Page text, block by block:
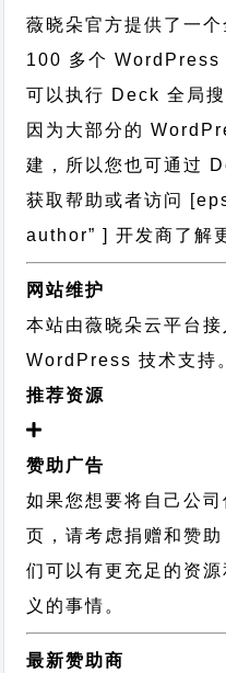
薇晓朵官方提供了一
100 多个 WordPress
可以执行 Deck 全局
因为大部分的
建，所以您也可通过
获取帮助或者访问
author” ] 开发商了解
网站维护
本站由薇晓朵云平台
WordPress 技术支持
推荐资源
赞助广告
如果您想要将自己公
页，请考虑捐赠和赞
们可以有更充足的资
义的事情。
最新赞助商